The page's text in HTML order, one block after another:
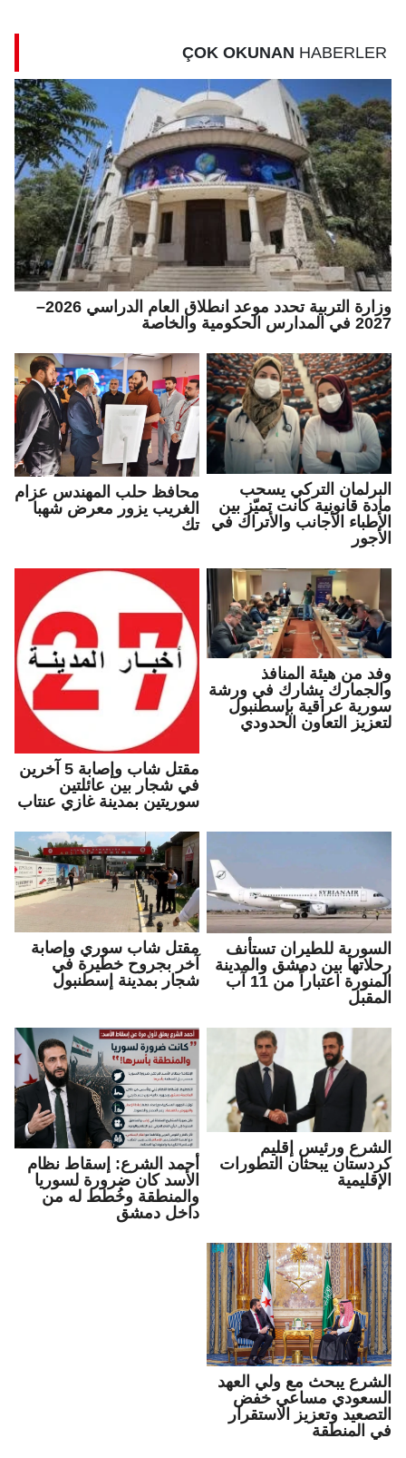
ÇOK OKUNAN HABERLER
وزارة التربية تحدد موعد انطلاق العام الدراسي 2026–
2027 في المدارس الحكومية والخاصة
البرلمان التركي يسحب
مادة قانونية كانت تميّز بين
الأطباء الأجانب والأتراك في
الأجور
محافظ حلب المهندس عزام
الغريب يزور معرض شهبا
تك
وفد من هيئة المنافذ
والجمارك يشارك في ورشة
سورية عراقية بإسطنبول
لتعزيز التعاون الحدودي
مقتل شاب وإصابة 5 آخرين
في شجار بين عائلتين
سوريتين بمدينة غازي عنتاب
السورية للطيران تستأنف
رحلاتها بين دمشق والمدينة
المنورة اعتباراً من 11 آب
المقبل
مقتل شاب سوري وإصابة
آخر بجروح خطيرة في
شجار بمدينة إسطنبول
الشرع ورئيس إقليم
كردستان يبحثان التطورات
الإقليمية
أحمد الشرع: إسقاط نظام
الأسد كان ضرورة لسوريا
والمنطقة وخُطط له من
داخل دمشق
الشرع يبحث مع ولي العهد
السعودي مساعي خفض
التصعيد وتعزيز الاستقرار
في المنطقة